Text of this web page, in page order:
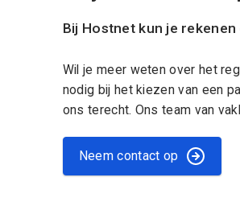
Bij Hostnet kun je
Wil je meer weten over het
nodig bij het kiezen van een
ons terecht. Ons team van
Neem contact op